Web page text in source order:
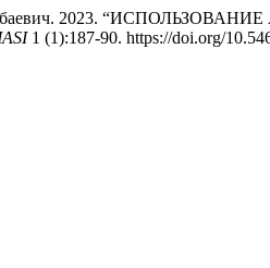
2023.
1 (1):187-90. https://doi.org/